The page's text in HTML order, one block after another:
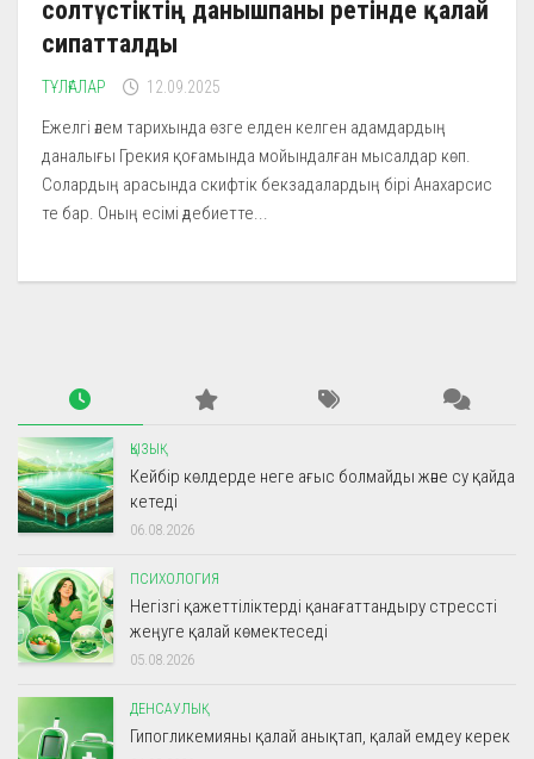
солтүстіктің данышпаны ретінде қалай
сипатталды
ТҰЛҒАЛАР 12.09.2025
Ежелгі әлем тарихында өзге елден келген адамдардың
даналығы Грекия қоғамында мойындалған мысалдар көп.
Солардың арасында скифтік бекзадалардың бірі Анахарсис
те бар. Оның есімі әдебиетте...
ҚЫЗЫҚ
Кейбір көлдерде неге ағыс болмайды және су қайда
кетеді
06.08.2026
ПСИХОЛОГИЯ
Негізгі қажеттіліктерді қанағаттандыру стрессті
жеңуге қалай көмектеседі
05.08.2026
ДЕНСАУЛЫҚ
Гипогликемияны қалай анықтап, қалай емдеу керек